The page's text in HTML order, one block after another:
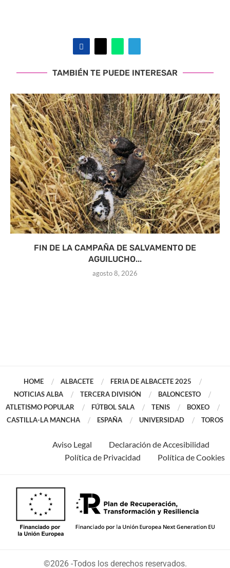
TAMBIÉN TE PUEDE INTERESAR
FIN DE LA CAMPAÑA DE SALVAMENTO DE
AGUILUCHO...
agosto 8, 2026
HOME ALBACETE
FERIA DE ALBACETE 2025
NOTICIAS ALBA
TERCERA DIVISIÓN
BALONCESTO
ATLETISMO POPULAR
FÚTBOL SALA TENIS
BOXEO
CASTILLA-LA MANCHA
ESPAÑA UNIVERSIDAD TOROS
Aviso Legal
Declaración de Accesibilidad
Política de Privacidad
Política de Cookies
©2026 -Todos los derechos reservados.